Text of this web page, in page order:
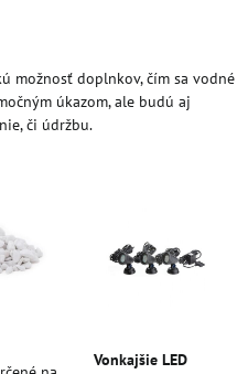
možnosť doplnkov, čím sa vodné
úkazom, ale budú aj
či údržbu.
Vonkajšie LED